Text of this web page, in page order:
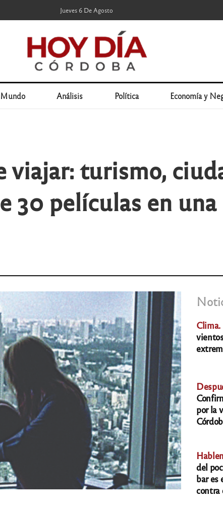
Jueves 6 De Agosto
Análisis Política Economía y
viajar: turismo,
30 películas en
Clima.
por la
del
bar es
contra